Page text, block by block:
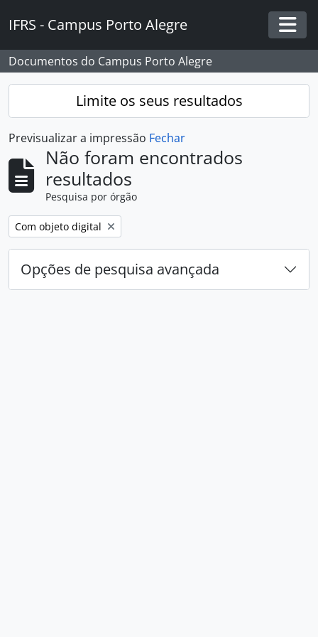
IFRS - Campus Porto Alegre
Documentos do Campus Porto Alegre
Limite os seus resultados
Previsualizar a impressão Fechar
Não foram encontrados
resultados
Pesquisa por órgão
Remover filtro:
Com objeto digital
Opções de pesquisa avançada